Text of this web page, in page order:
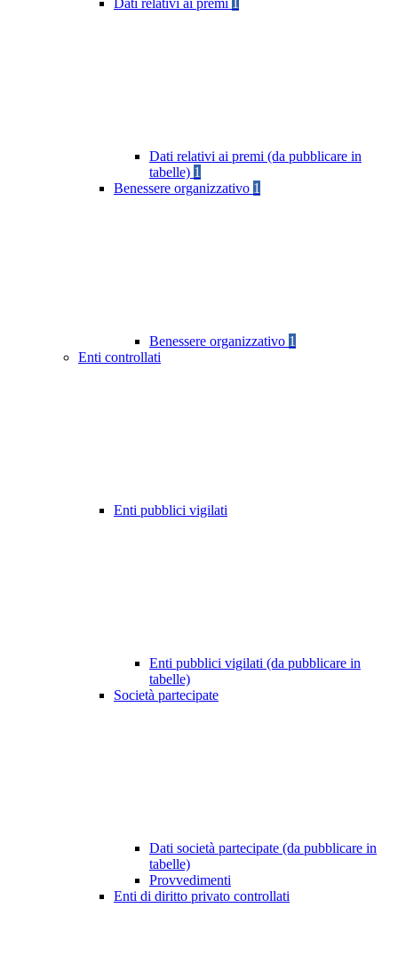
Dati relativi ai premi
Dati relativi ai premi (da pubblicare in
tabelle) 1
Benessere organizzativo 1
Benessere organizzativo 1
Enti controllati
Enti pubblici vigilati
Enti pubblici vigilati (da pubblicare in
tabelle)
Società partecipate
Dati società partecipate (da pubblicare in
tabelle)
Provvedimenti
Enti di diritto privato controllati